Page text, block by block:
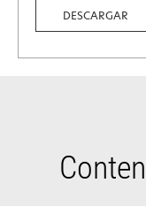
DESCARGAR